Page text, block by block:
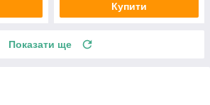
Купити
Показати ще